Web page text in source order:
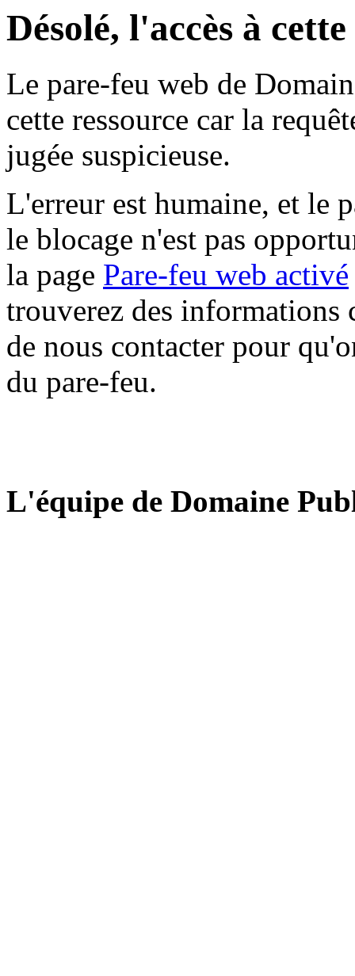
Désolé, l'accès à
Le pare-feu web de
cette ressource car la
jugée suspicieuse.
L'erreur est humaine, et le
le blocage n'est pas
la page Pare-feu web activé
trouverez des informations
de nous contacter pour
du pare-feu.
L'équipe de Domaine